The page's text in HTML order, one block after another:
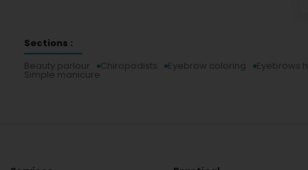
Sections :
Beauty parlour
Chiropodists Eyebrow coloring Eyebrows
Simple manicure